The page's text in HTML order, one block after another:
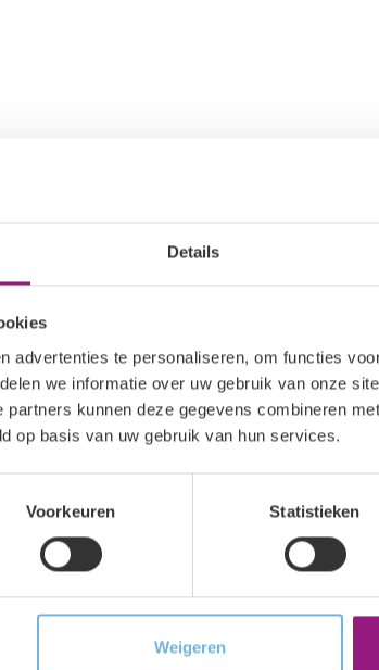
Details
advertenties te personaliseren, om functies
we informatie over uw gebruik van onze
kunnen deze gegevens combineren
op basis van uw gebruik van hun services.
Voorkeuren Statistieken
Weigeren
zijn gespecialiseerd in
je mee om vast te stellen waar de
zorgen we ervoor dat de
op met onze praktijk en maak